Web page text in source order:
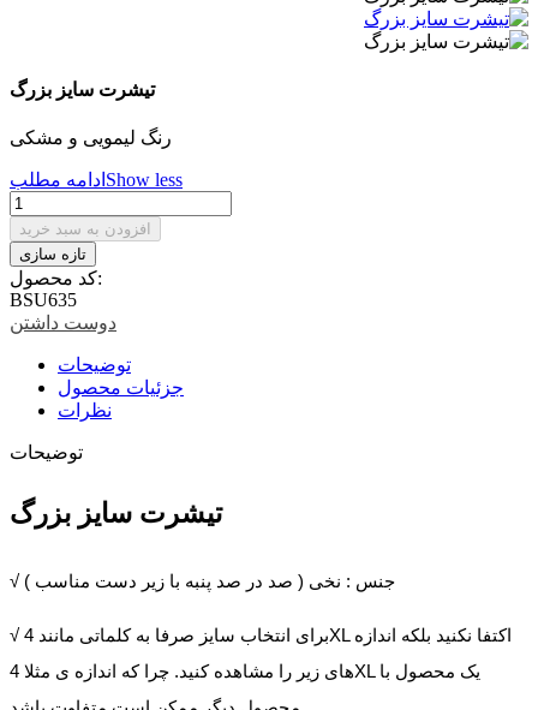
تیشرت سایز بزرگ
رنگ لیمویی و مشکی
ادامه مطلب Show less
افزودن به سبد خرید
کد محصول:
BSU635
دوست داشتن
توضیحات
جزئیات محصول
نظرات
توضیحات
تیشرت سایز بزرگ
√ برای انتخاب سایز صرفا به کلماتی مانند 4XL اکتفا نکنید بلکه اندازه
های زیر را مشاهده کنید. چرا که اندازه ی مثلا 4XL یک محصول با